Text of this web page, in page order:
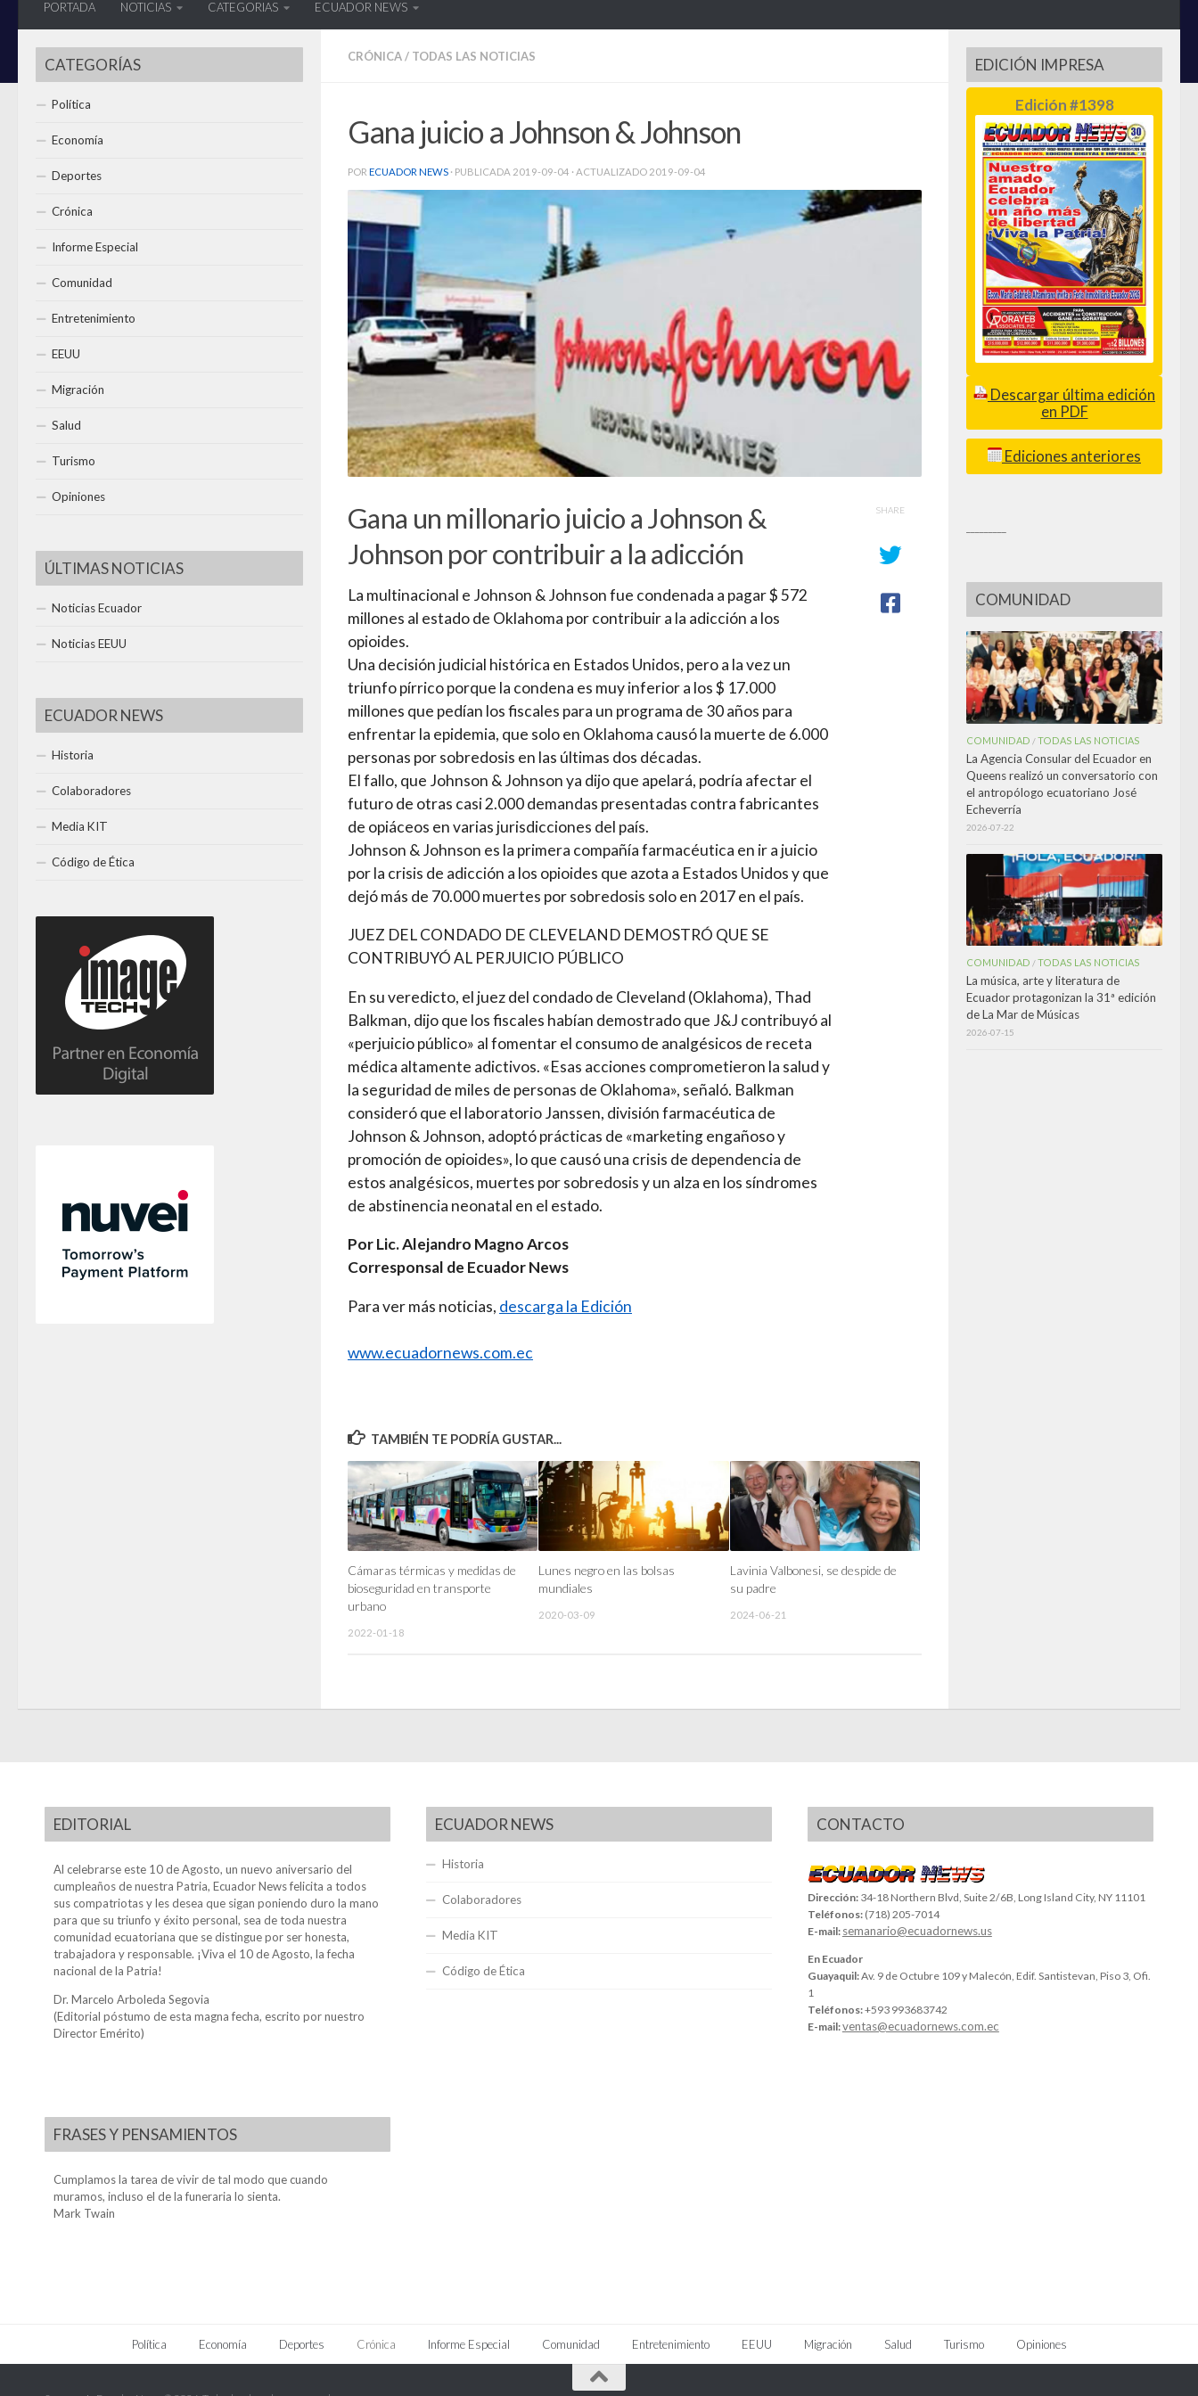
PORTADA NOTICIAS CATEGORIAS ECUADOR NEWS
CRÓNICA/ TODAS LAS NOTICIAS
Gana juicio a Johnson & Johnson
POR ECUADOR NEWS · PUBLICADA 2019-09-04 · ACTUALIZADO 2019-09-04
Gana un millonario juicio a Johnson &
Johnson por contribuir a la adicción
La multinacional e Johnson & Johnson fue condenada a pagar $ 572
millones al estado de Oklahoma por contribuir a la adicción a los
opioides.
Una decisión judicial histórica en Estados Unidos, pero a la vez un
triunfo pírrico porque la condena es muy inferior a los $ 17.000
millones que pedían los fiscales para un programa de 30 años para
enfrentar la epidemia, que solo en Oklahoma causó la muerte de 6.000
personas por sobredosis en las últimas dos décadas.
El fallo, que Johnson & Johnson ya dijo que apelará, podría afectar el
futuro de otras casi 2.000 demandas presentadas contra fabricantes
de opiáceos en varias jurisdicciones del país.
Johnson & Johnson es la primera compañía farmacéutica en ir a juicio
por la crisis de adicción a los opioides que azota a Estados Unidos y que
dejó más de 70.000 muertes por sobredosis solo en 2017 en el país.
JUEZ DEL CONDADO DE CLEVELAND DEMOSTRÓ QUE SE
CONTRIBUYÓ AL PERJUICIO PÚBLICO
En su veredicto, el juez del condado de Cleveland (Oklahoma), Thad
Balkman, dijo que los fiscales habían demostrado que J&J contribuyó al
«perjuicio público» al fomentar el consumo de analgésicos de receta
médica altamente adictivos. «Esas acciones comprometieron la salud y
la seguridad de miles de personas de Oklahoma», señaló. Balkman
consideró que el laboratorio Janssen, división farmacéutica de
Johnson & Johnson, adoptó prácticas de «marketing engañoso y
promoción de opioides», lo que causó una crisis de dependencia de
estos analgésicos, muertes por sobredosis y un alza en los síndromes
de abstinencia neonatal en el estado.
Por Lic. Alejandro Magno Arcos
Corresponsal de Ecuador News
Para ver más noticias, descarga la Edición
www.ecuadornews.com.ec
SHARE
TAMBIÉN TE PODRÍA GUSTAR...
Cámaras térmicas y medidas de
bioseguridad en transporte
urbano
2022-01-18
Lunes negro en las bolsas
mundiales
2020-03-09
Lavinia Valbonesi, se despide de
su padre
2024-06-21
CATEGORÍAS
Política
Economía
Deportes
Crónica
Informe Especial
Comunidad
Entretenimiento
EEUU
Migración
Salud
Turismo
Opiniones
ÚLTIMAS NOTICIAS
Noticias Ecuador
Noticias EEUU
ECUADOR NEWS
Historia
Colaboradores
Media KIT
Código de Ética
EDICIÓN IMPRESA
Edición #1398
Descargar última edición
en PDF
Ediciones anteriores
COMUNIDAD
COMUNIDAD /TODAS LAS NOTICIAS
La Agencia Consular del Ecuador en
Queens realizó un conversatorio con
el antropólogo ecuatoriano José
Echeverría
2026-07-22
COMUNIDAD /TODAS LAS NOTICIAS
La música, arte y literatura de
Ecuador protagonizan la 31ª edición
de La Mar de Músicas
2026-07-15
EDITORIAL
Al celebrarse este 10 de Agosto, un nuevo aniversario del
cumpleaños de nuestra Patria, Ecuador News felicita a todos
sus compatriotas y les desea que sigan poniendo duro la mano
para que su triunfo y éxito personal, sea de toda nuestra
comunidad ecuatoriana que se distingue por ser honesta,
trabajadora y responsable. ¡Viva el 10 de Agosto, la fecha
nacional de la Patria!
Dr. Marcelo Arboleda Segovia
(Editorial póstumo de esta magna fecha, escrito por nuestro
Director Emérito)
FRASES Y PENSAMIENTOS
Cumplamos la tarea de vivir de tal modo que cuando
muramos, incluso el de la funeraria lo sienta.
Mark Twain
ECUADOR NEWS
Historia
Colaboradores
Media KIT
Código de Ética
CONTACTO
Dirección: 34-18 Northern Blvd, Suite 2/6B, Long Island City, NY 11101
Teléfonos: (718) 205-7014
E-mail: semanario@ecuadornews.us
En Ecuador
Guayaquil:Av. 9 de Octubre 109 y Malecón, Edif. Santistevan, Piso 3, Ofi.
1
Teléfonos:+593 993683742
E-mail:ventas@ecuadornews.com.ec
Política Economía Deportes Crónica Informe Especial Comunidad Entretenimiento EEUU Migración Salud Turismo Opiniones